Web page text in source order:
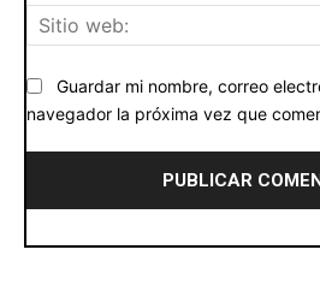
Guardar mi nombre, correo
navegador la próxima vez que